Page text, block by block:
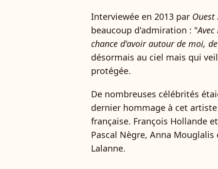
Interviewée en 2013 par Ouest
beaucoup d'admiration : "
chance d'avoir autour de moi,
désormais au ciel mais qui
protégée.
De nombreuses célébrités
dernier hommage à cet
française. François Hollande
Pascal Nègre, Anna
Lalanne.